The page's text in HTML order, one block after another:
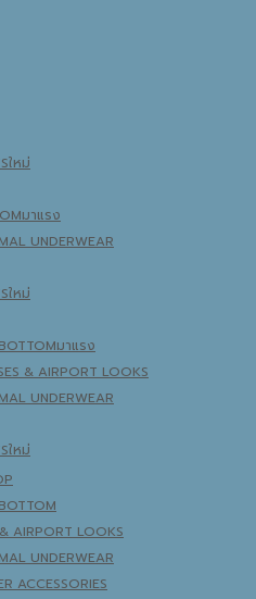
UNDERWEAR
BOTTOM
& AIRPORT LOOKS
UNDERWEAR
BOTTOM
AIRPORT LOOKS
UNDERWEAR
ACCESSORIES